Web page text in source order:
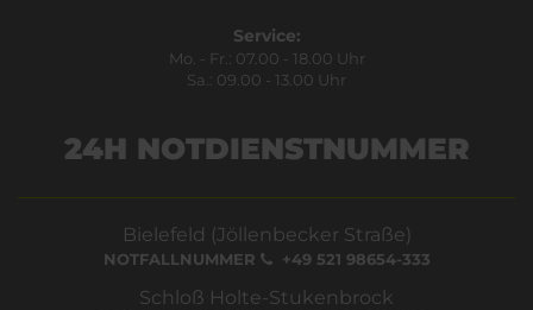
Service:
Mo. - Fr.: 07.00 - 18.00 Uhr
Sa.: 09.00 - 13.00 Uhr
24H NOTDIENSTNUMMER
Bielefeld (Jöllenbecker Straße)
NOTFALLNUMMER +49 521 98654-333
Schloß Holte-Stukenbrock